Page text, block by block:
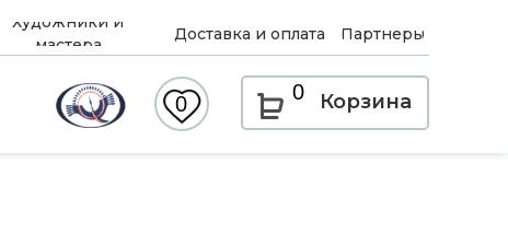
Корзина
0
0
Художники и
мастера
Доставка и оплата Партнеры